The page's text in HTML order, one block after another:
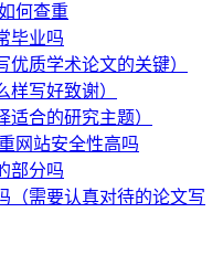
何查重
毕业吗
质学术论文的关键）
写好致谢）
合的研究主题）
网站安全性高吗
部分吗
（需要认真对待的论文写